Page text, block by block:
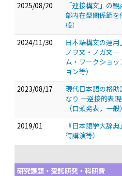
2025/08/20
「連接構文」の
部内在型関係節
般）
2024/11/30
日本語構文の運
ノヲ文・ノガ文—
ム・ワークショ
ョン等）
2023/08/17
現代日本語の格
なり ―逆接的表
（口頭発表，一般）
2019/01
『日本語学大辞
待講演等）
研究課題・受託研究・科研費